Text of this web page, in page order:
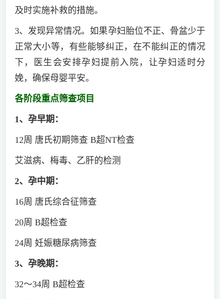
及时实施补救的措施。
3、发现异常情况。如果孕妇胎位不正、骨盆少于
正常大小等，有些能够纠正，在不能纠正的情况
下，医生会安排孕妇提前入院，让孕妇适时分
娩，确保母婴平安。
各阶段重点筛查项目
1、孕早期：
12周 唐氏初期筛查 B超NT检查
艾滋病、梅毒、乙肝的检测
2、孕中期：
16周 唐氏综合征筛查
20周 B超检查
24周 妊娠糖尿病筛查
3、孕晚期：
32～34周 B超检查